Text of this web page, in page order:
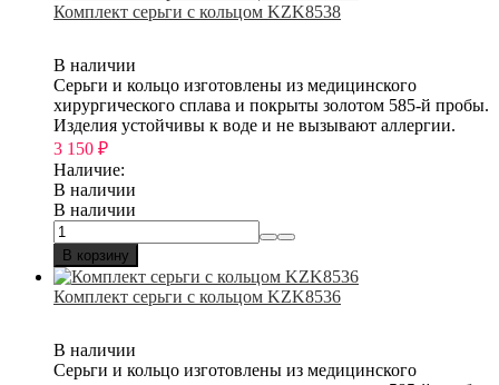
Комплект серьги с кольцом KZK8538
В наличии
Серьги и кольцо изготовлены из медицинского
хирургического сплава и покрыты золотом 585-й пробы.
Изделия устойчивы к воде и не вызывают аллергии.
3 150 ₽
Наличие:
В наличии
В наличии
В корзину
Комплект серьги с кольцом KZK8536
В наличии
Серьги и кольцо изготовлены из медицинского